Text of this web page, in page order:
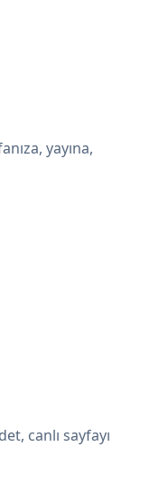
yayına,
canlı sayfayı